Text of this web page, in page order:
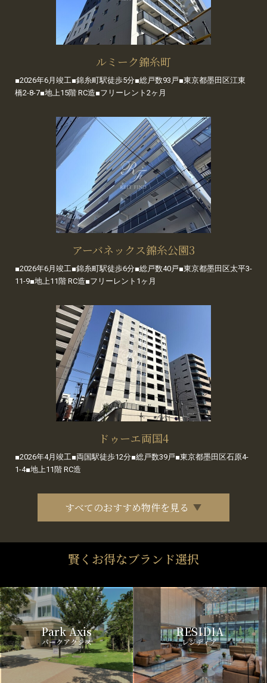
ルミーク錦糸町
■2026年6月竣工■錦糸町駅徒歩5分■総戸数93戸■東京都墨田区江東
橋2-8-7■地上15階 RC造■フリーレント2ヶ月
アーバネックス錦糸公園3
■2026年6月竣工■錦糸町駅徒歩6分■総戸数40戸■東京都墨田区太平3-
11-9■地上11階 RC造■フリーレント1ヶ月
ドゥーエ両国4
■2026年4月竣工■両国駅徒歩12分■総戸数39戸■東京都墨田区石原4-
1-4■地上11階 RC造
すべてのおすすめ物件を見る
賢くお得なブランド選択
Park Axis
パークアクシス
RESIDIA
レジディア